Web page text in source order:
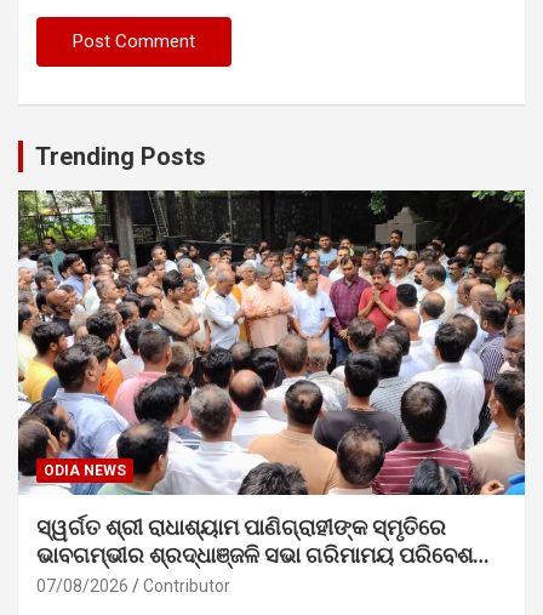
Trending Posts
ODIA NEWS
ସ୍ୱର୍ଗତ ଶ୍ରୀ ରାଧାଶ୍ୟାମ ପାଣିଗ୍ରାହୀଙ୍କ ସ୍ମୃତିରେ
ଭାବଗମ୍ଭୀର ଶ୍ରଦ୍ଧାଞ୍ଜଳି ସଭା ଗରିମାମୟ ପରିବେଶରେ
ସମ୍ପନ୍ନ
07/08/2026 Contributor